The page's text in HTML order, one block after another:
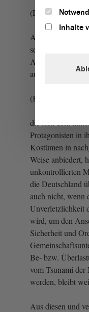
(Beifall bei der
Aber das scheint
sein; denn die
Altparteien unter
außen gerückten
(Kerstin
die sich dem
Protagonisten in
Kostümen in
Weise anbiedert,
unkontrollierten
die Deutschland
auch nicht, wenn
Unverletzlichkeit
wird, um den
Sicherheit und
Be- bzw.
vom Tsunami der
werden, bleibt
Aus diesen und
Inhalte